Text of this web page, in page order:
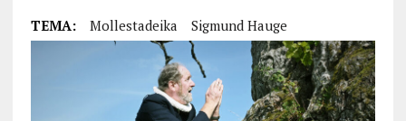
TEMA: Mollestadeika Sigmund Hauge